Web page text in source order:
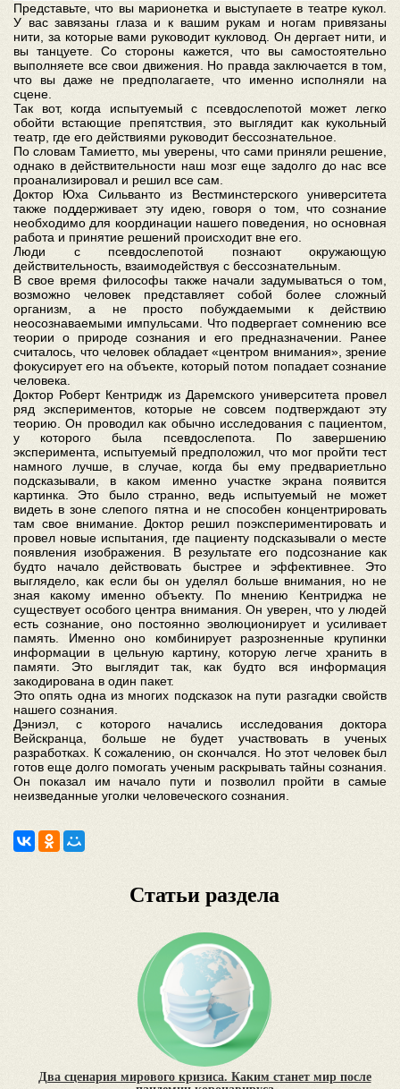
Представьте, что вы марионетка и выступаете в театре кукол.
У вас завязаны глаза и к вашим рукам и ногам привязаны
нити, за которые вами руководит кукловод. Он дергает нити, и
вы танцуете. Со стороны кажется, что вы самостоятельно
выполняете все свои движения. Но правда заключается в том,
что вы даже не предполагаете, что именно исполняли на
сцене.
Так вот, когда испытуемый с псевдослепотой может легко
обойти встающие препятствия, это выглядит как кукольный
театр, где его действиями руководит бессознательное.
По словам Тамиетто, мы уверены, что сами приняли решение,
однако в действительности наш мозг еще задолго до нас все
проанализировал и решил все сам.
Доктор Юха Сильванто из Вестминстерского университета
также поддерживает эту идею, говоря о том, что сознание
необходимо для координации нашего поведения, но основная
работа и принятие решений происходит вне его.
Люди с псевдослепотой познают окружающую
действительность, взаимодействуя с бессознательным.
В свое время философы также начали задумываться о том,
возможно человек представляет собой более сложный
организм, а не просто побуждаемыми к действию
неосознаваемыми импульсами. Что подвергает сомнению все
теории о природе сознания и его предназначении. Ранее
считалось, что человек обладает «центром внимания», зрение
фокусирует его на объекте, который потом попадает сознание
человека.
Доктор Роберт Кентридж из Даремского университета провел
ряд экспериментов, которые не совсем подтверждают эту
теорию. Он проводил как обычно исследования с пациентом,
у которого была псевдослепота. По завершению
эксперимента, испытуемый предположил, что мог пройти тест
намного лучше, в случае, когда бы ему предвариетльно
подсказывали, в каком именно участке экрана появится
картинка. Это было странно, ведь испытуемый не может
видеть в зоне слепого пятна и не способен концентрировать
там свое внимание. Доктор решил поэкспериментировать и
провел новые испытания, где пациенту подсказывали о месте
появления изображения. В результате его подсознание как
будто начало действовать быстрее и эффективнее. Это
выглядело, как если бы он уделял больше внимания, но не
зная какому именно объекту. По мнению Кентриджа не
существует особого центра внимания. Он уверен, что у людей
есть сознание, оно постоянно эволюционирует и усиливает
память. Именно оно комбинирует разрозненные крупинки
информации в цельную картину, которую легче хранить в
памяти. Это выглядит так, как будто вся информация
закодирована в один пакет.
Это опять одна из многих подсказок на пути разгадки свойств
нашего сознания.
Дэниэл, с которого начались исследования доктора
Вейскранца, больше не будет участвовать в ученых
разработках. К сожалению, он скончался. Но этот человек был
готов еще долго помогать ученым раскрывать тайны сознания.
Он показал им начало пути и позволил пройти в самые
неизведанные уголки человеческого сознания.
Статьи раздела
Два сценария мирового кризиса. Каким станет мир после